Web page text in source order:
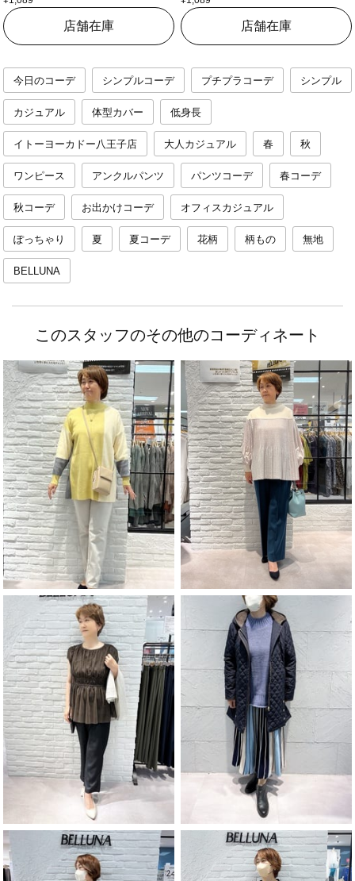
店舗在庫 店舗在庫
今日のコーデ シンプルコーデ プチプラコーデ シンプル
カジュアル 体型カバー 低身長
イトーヨーカドー八王子店 大人カジュアル 春 秋
ワンピース アンクルパンツ パンツコーデ 春コーデ
秋コーデ お出かけコーデ オフィスカジュアル
ぽっちゃり 夏 夏コーデ 花柄 柄もの 無地
BELLUNA
このスタッフのその他のコーディネート